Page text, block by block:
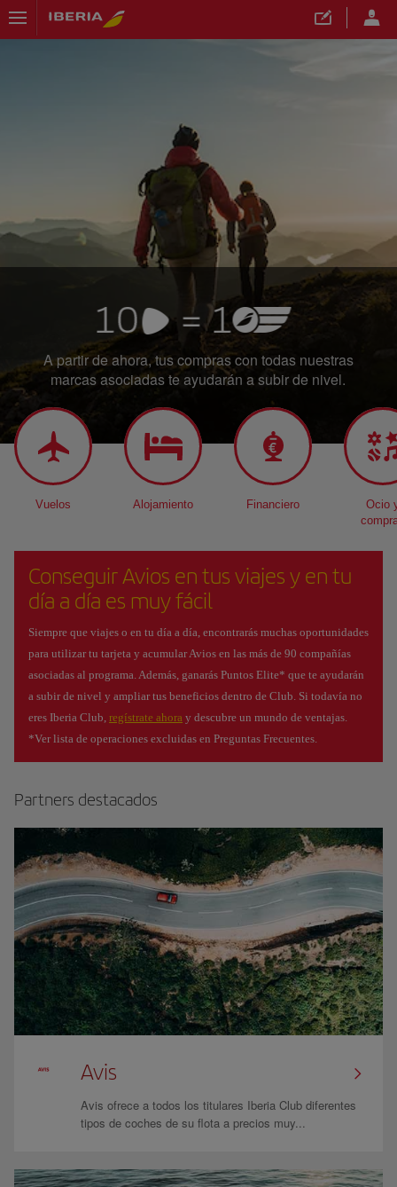
A partir de ahora, tus compras con todas nuestras
marcas asociadas te ayudarán a subir de nivel.
Vuelos Alojamiento Financiero
Ocio
Conseguir Avios en tus viajes y en tu
día a día es muy fácil
Siempre que viajes o en tu día a día, encontrarás muchas oportunidades
para utilizar tu tarjeta y acumular Avios en las más de 90 compañías
asociadas al programa. Además, ganarás Puntos Elite* que te ayudarán
a subir de nivel y ampliar tus beneficios dentro de Club. Si todavía no
eres Iberia Club, regístrate ahora y descubre un mundo de ventajas.
*Ver lista de operaciones excluidas en Preguntas Frecuentes.
Partners destacados
Avis
Avis ofrece a todos los titulares Iberia Club diferentes
tipos de coches de su flota a precios muy...